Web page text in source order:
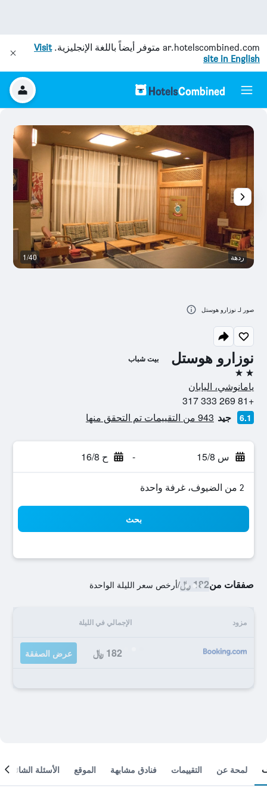
ar.hotelscombined.com متوفر أيضاً باللغة الإنجليزية.Visit
site in English
نوزارو هوستل بيت شباب
2 نجمتين
يامانوشي، اليابان
+81 269 333 317
6.1 جيد 943 من التقييمات تم التحقق منها
س 15/8 - ح 16/8
2 من الضيوف، غرفة واحدة
بحث
صفقات من182 ﷼ /أرخص سعر الليلة الواحدة
مزود الإجمالي في الليلة
182 ﷼ عرض الصفقة
ردهة 1/40
صور لـ نوزارو هوستل
لمحة عن التقييمات فنادق مشابهة الموقع الأسئلة الشائعة